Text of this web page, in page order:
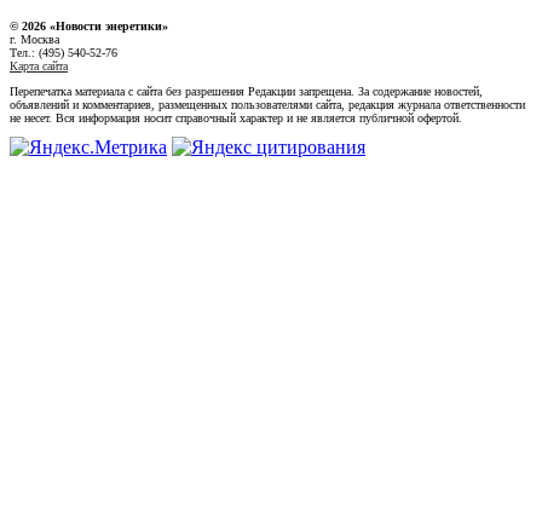
© 2026 «Новости энеретики»
г. Москва
Тел.: (495) 540-52-76
Карта сайта
Перепечатка материала с сайта без разрешения Редакции запрещена. За содержание новостей,
объявлений и комментариев, размещенных пользователями сайта, редакция журнала ответственности
не несет. Вся информация носит справочный характер и не является публичной офертой.